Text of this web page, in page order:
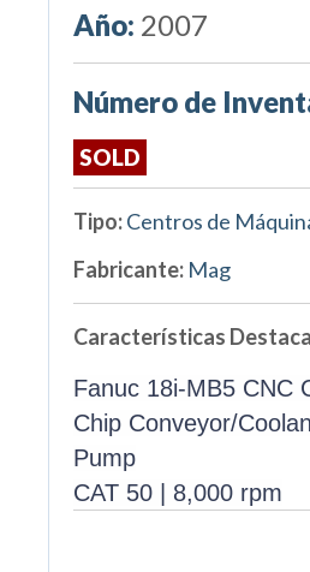
Año: 2007
Número de
SOLD
Tipo:Centros de
Fabricante: Mag
Características
Fanuc 18i-MB5 CNC
Chip Conveyor/
Pump
CAT 50 | 8,000 rpm